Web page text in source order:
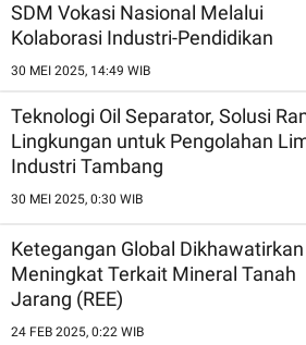
SDM Vokasi Nasional Melalui
Kolaborasi Industri-Pendidikan
30 MEI 2025, 14:49 WIB
Teknologi Oil Separator, Solusi
Lingkungan untuk Pengolahan
Industri Tambang
30 MEI 2025, 0:30 WIB
Ketegangan Global Dikhawatirkan
Meningkat Terkait Mineral Tanah
Jarang (REE)
24 FEB 2025, 0:22 WIB